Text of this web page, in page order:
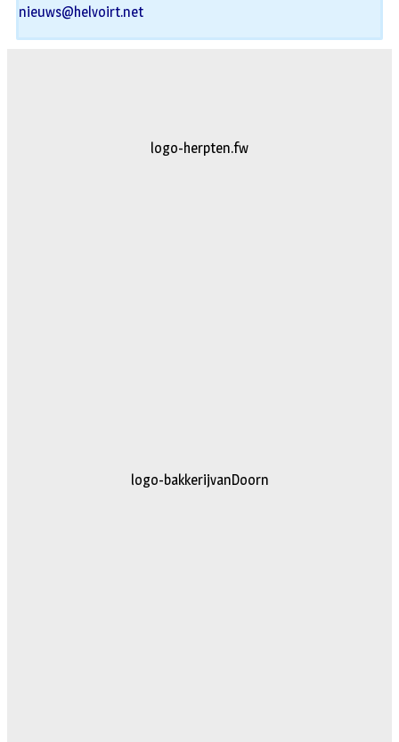
logo-herpten.fw
logo-bakkerijvanDoorn
nieuws@helvoirt.net